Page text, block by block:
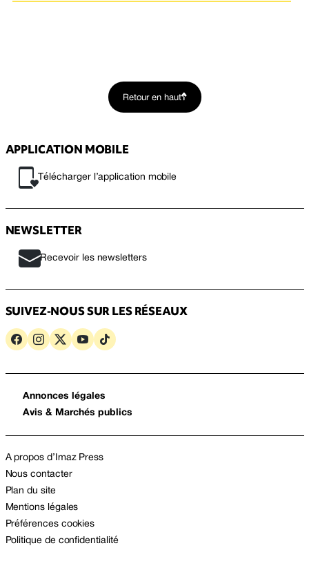
Retour en haut
APPLICATION MOBILE
Télécharger l’application mobile
NEWSLETTER
Recevoir les newsletters
SUIVEZ-NOUS SUR LES RÉSEAUX
Annonces légales
Avis & Marchés publics
A propos d’Imaz Press
Nous contacter
Plan du site
Mentions légales
Préférences cookies
Politique de confidentialité